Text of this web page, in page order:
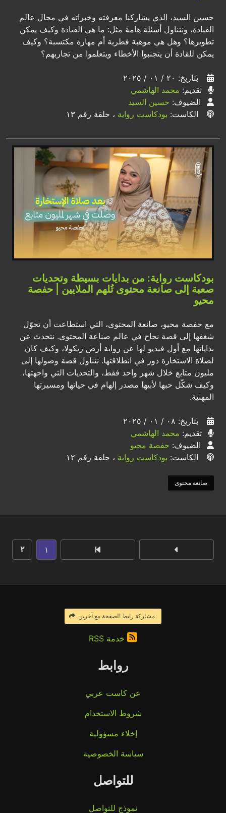
حسين السيد، الذي يشاركنا معرفته وخبراته في مجال عالم
القيادة، ونتناول أسئلة هامة مثل: ما هي القيادة وكيف يمكن
تطويرها؟ وهل هي موهبة فطرية أم مهارة مكتسبة؟ وكيف
يمكن للقادة أن يتجنبوا الأخطاء ويتعلموا من تجاربهم؟
بتاريخ: ٢٠ / ٠١ / ٢٠٢٥
تقديم: محمد الهاشمي
الضيوف: حسين السيد
الكاست: بودكاست رواية ، حلقة رقم ١٣
بودكاست رواية: من بدايات بسيطة وتحديات
صعبة إلى صانعة محتوى تُلهم الملايين | حفصة
محيو
مع حفصة محيو، صانعة المحتوى، التي استطاعت أن تحوّل
شغفها إلى قصة نجاح في عالم صناعة المحتوى. نتحدث عن
بداياتها مع أول فيديو لها عن رواية أرض زيكولا، وكيف كان
لصلاة الاستخارة دور في انطلاقتها. نتناول قصة وصولها إلى
مليون متابع خلال شهر واحد فقط، والتحديات التي واجهتها،
وكيف شكّل حبها لأبيها مصدر إلهام في حياتها ومسيرتها
المهنية.
بتاريخ: ٠٨ / ٠١ / ٢٠٢٥
تقديم: محمد الهاشمي
الضيوف: حفصة محيو
الكاست: بودكاست رواية ، حلقة رقم ١٢
صانعة محتوى
١ ٢
مشاركة رابط الصفحة مع آخرين
خدمة RSS
روابط
عن كاست عربي
شروط الاستخدام
إخلاء مسؤولية
سياسة الخصوصية
للتواصل
نموذج للتواصل